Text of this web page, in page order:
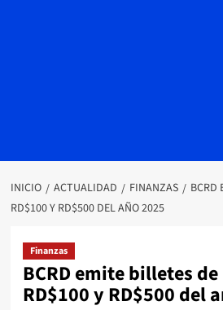
INICIO ACTUALIDAD FINANZAS
BCRD
RD$100 Y RD$500 DEL AÑO 2025
Finanzas
BCRD emite billetes de
RD$100 y RD$500 del